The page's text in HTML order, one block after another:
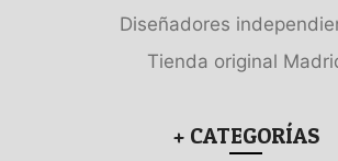
Diseñadores
Tienda original
+ CATEGORÍAS